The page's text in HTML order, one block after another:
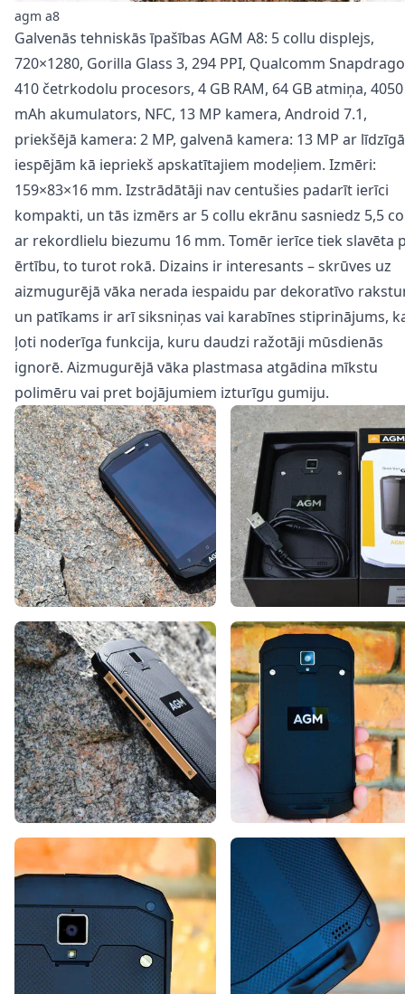
agm a8
Galvenās tehniskās īpašības AGM A8: 5 collu displejs,
720×1280, Gorilla Glass 3, 294 PPI, Qualcomm
410 četrkodolu procesors, 4 GB RAM, 64 GB atmiņa, 4050
mAh akumulators, NFC, 13 MP kamera, Android 7.1,
priekšējā kamera: 2 MP, galvenā kamera: 13 MP ar
iespējām kā iepriekš apskatītajiem modeļiem. Izmēri:
159×83×16 mm. Izstrādātāji nav centušies padarīt ierīci
kompakti, un tās izmērs ar 5 collu ekrānu sasniedz 5,5
ar rekordlielu biezumu 16 mm. Tomēr ierīce tiek slavēta
ērtību, to turot rokā. Dizains ir interesants – skrūves uz
aizmugurējā vāka nerada iespaidu par dekoratīvo
un patīkams ir arī siksniņas vai karabīnes stiprinājums,
ļoti noderīga funkcija, kuru daudzi ražotāji mūsdienās
ignorē. Aizmugurējā vāka plastmasa atgādina mīkstu
polimēru vai pret bojājumiem izturīgu gumiju.